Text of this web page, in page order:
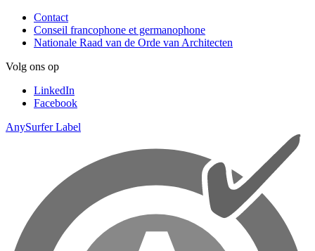
Contact
Conseil francophone et germanophone
Nationale Raad van de Orde van Architecten
Volg ons op
LinkedIn
Facebook
AnySurfer Label